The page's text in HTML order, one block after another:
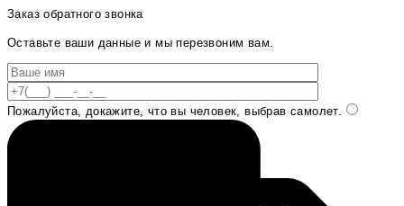
Заказ обратного звонка
Оставьте ваши данные и мы перезвоним вам.
Пожалуйста, докажите, что вы человек, выбрав самолет.